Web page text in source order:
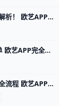
欧艺APP支持哪些国家？全球200国全解析！ 欧艺APP（也就是O易Oyi的交易应用）支持全球近200个国家和地区使用，但有些地方因为监管规则有限制。 比如亚洲的用户在越南、菲律宾、泰国、新加坡、中国香港、台湾、韩国和日本这些地方都能正常下载、注册和交易。 欧洲用户如英国、法国、西班牙、荷兰和俄罗斯也能轻松使用，支持法币充值和多种加密货币买卖。
欧艺APP中文界面全支持！一键切换超简单 欧艺APP完全支持中文界面，这让很多用户用起来很方便。根据官方指南和用户反馈，APP内有简体中文和繁体中文选项，能覆盖大部分交易和设置页面。例如，进入“我的”页面后，你会看到“语言”或“Language”按钮，一键切换后界面马上变成中文。
欧艺APP注册5分钟搞定，新手必看注册全流程 欧艺APP注册其实非常简单，只要跟着几个关键步骤，基本能在几分钟内完成。对新手来说，最重要的是选对下载渠道、正确填写基本信息，并尽快开启安全保护功能。这样不仅能快速拿到账户，还能让登录和使用过程更安心。